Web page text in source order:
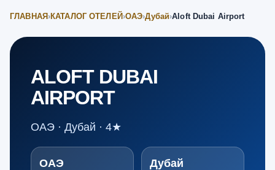
ГЛАВНАЯ ›КАТАЛОГ ОТЕЛЕЙ ›ОАЭ›Дубай›Aloft Dubai Airport
ALOFT DUBAI
AIRPORT
ОАЭ · Дубай · 4★
ОАЭ Дубай